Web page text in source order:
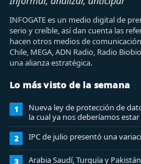
INFOGATE es un medio digital de
serio y creíble, así dan cuenta las
hacen otros medios de
Chile, MEGA, ADN Radio, Radio
una alianza estratégica.
Lo más visto de la semana
1
Nueva ley de protección de
la cual ya nos deberíamos
2 IPC de julio presentó una
3 Arabia Saudí, Turquía y